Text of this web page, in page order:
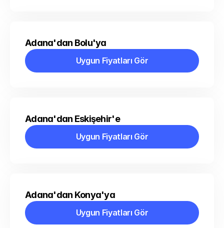
Adana'dan Bolu'ya
Uygun Fiyatları Gör
Uygun Fiyatları Gör
Adana'dan Eskişehir'e
Uygun Fiyatları Gör
Uygun Fiyatları Gör
Adana'dan Konya'ya
Uygun Fiyatları Gör
Uygun Fiyatları Gör